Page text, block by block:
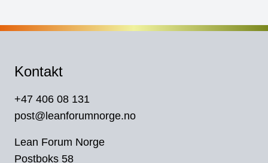
Kontakt
+47 406 08 131
post@leanforumnorge.no
Lean Forum Norge
Postboks 58